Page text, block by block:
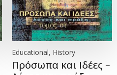
Educational, History
Πρόσωπα και Ιδέες –